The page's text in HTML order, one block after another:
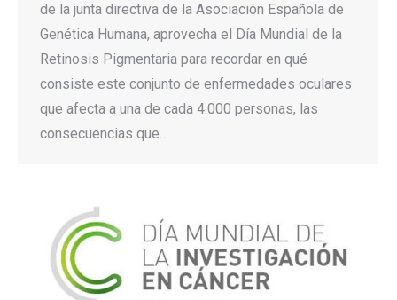
de la junta directiva de la Asociación Española de
Genética Humana, aprovecha el Día Mundial de la
Retinosis Pigmentaria para recordar en qué
consiste este conjunto de enfermedades oculares
que afecta a una de cada 4.000 personas, las
consecuencias que…